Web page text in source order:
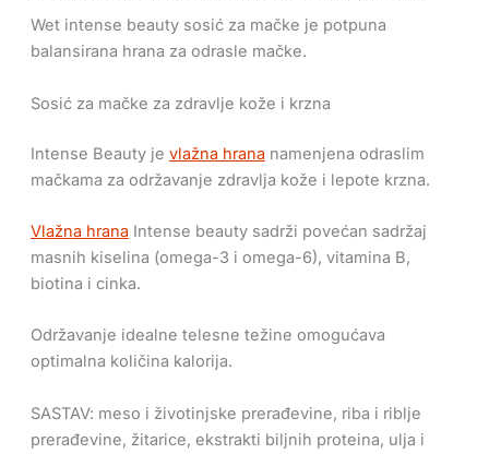
Wet intense beauty sosić za mačke je potpuna
balansirana hrana za odrasle mačke.
Sosić za mačke za zdravlje kože i krzna
Intense Beauty je vlažna hrana namenjena odraslim
mačkama za održavanje zdravlja kože i lepote krzna.
Vlažna hrana Intense beauty sadrži povećan sadržaj
masnih kiselina (omega-3 i omega-6), vitamina B,
biotina i cinka.
Održavanje idealne telesne težine omogućava
optimalna količina kalorija.
SASTAV: meso i životinjske prerađevine, riba i riblje
prerađevine, žitarice, ekstrakti biljnih proteina, ulja i